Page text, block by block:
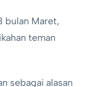
bulan Maret,
teman
sebagai alasan